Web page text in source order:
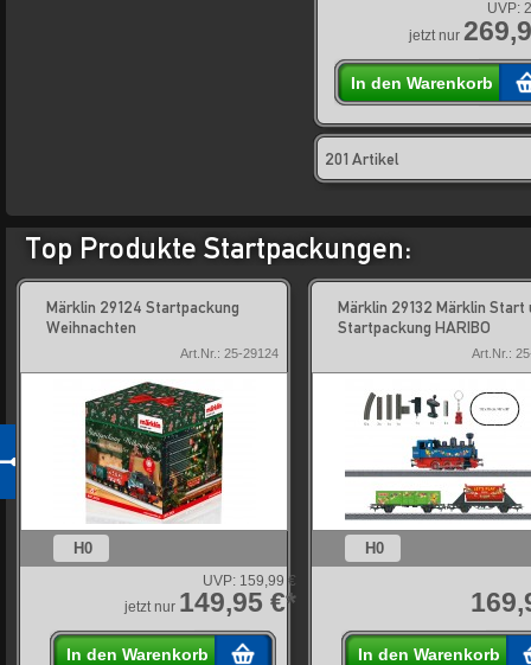
UVP:
jetzt nur
In den Warenkorb
201 Artikel
Top Produkte Startpackungen:
Märklin 29124 Startpackung
Weihnachten
Art.Nr.: 25-29124
H0
UVP: 159,99 €
jetzt nur 149,95 €*
In den Warenkorb
Märklin 29132 Märklin Start
Startpackung HARIBO
Art.Nr.:
H0
In den Warenkorb